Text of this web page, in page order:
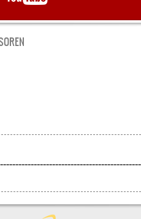
---------------------------------------------